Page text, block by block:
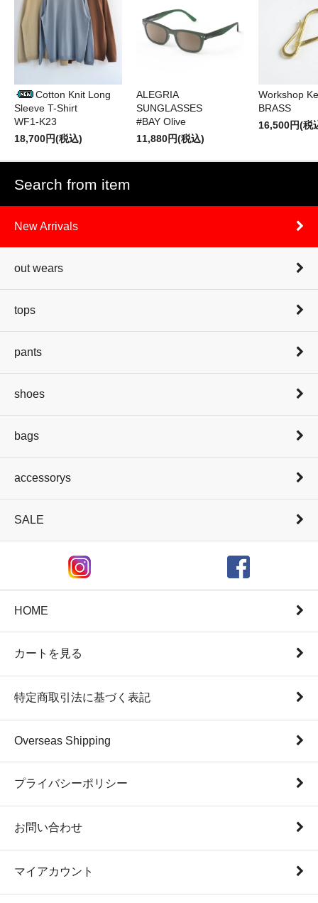
Cotton Knit Long
Sleeve T-Shirt
WF1-K23
18,700円(税込)
ALEGRIA
SUNGLASSES
#BAY Olive
11,880円(税込)
Workshop
BRASS
16,500円(税
Search from item
New Arrivals
out wears
tops
pants
shoes
bags
accessorys
SALE
HOME
カートを見る
特定商取引法に基づく表記
Overseas Shipping
プライバシーポリシー
お問い合わせ
マイアカウント